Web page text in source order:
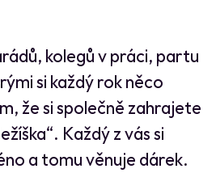
kolegů v práci, partu
si každý rok něco
že si společně zahrajete
Každý z vás si
a tomu věnuje dárek.